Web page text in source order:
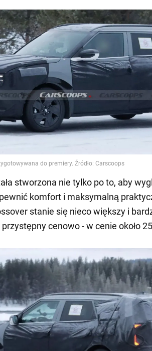
stworzona nie tylko po to, aby
komfort i maksymalną
stanie się nieco większy i
cenowo - w cenie około